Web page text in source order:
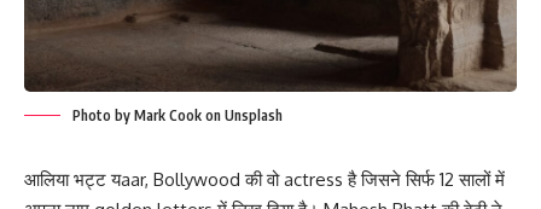
Photo by Mark Cook on Unsplash
आलिया भट्ट यaar, Bollywood की वो actress है जिसने सिर्फ 12 सालों में